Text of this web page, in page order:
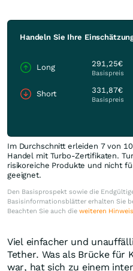
Handeln Sie Ihre
Long 291,25€
Basispreis
Short 331,87€
Basispreis
Im Durchschnitt erleiden 7 von
Handel mit Turbo-Zertifikaten.
risikoreiche Produkte und nicht
geeignet.
Den Basisprospekt sowie die
Basisinformationsblätter erhalten Sie
Beachten Sie auch die weiteren
Viel einfacher und
Tether. Was als Brücke für
war, hat sich zu einem